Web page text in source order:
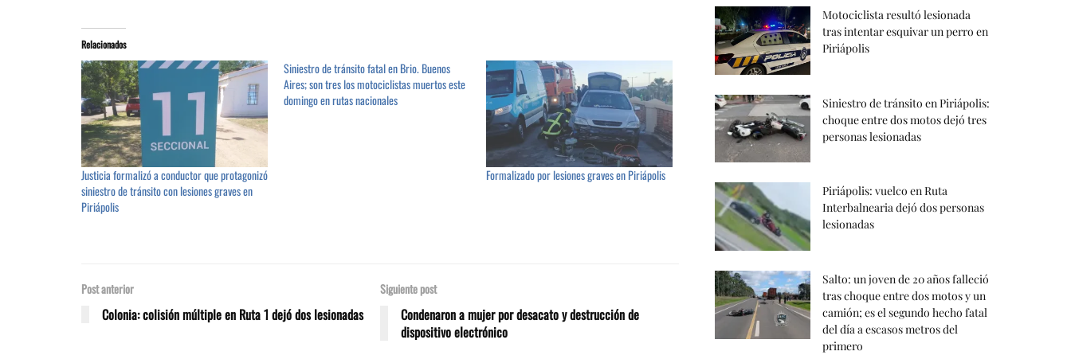
Relacionados
Justicia formalizó a conductor que protagonizó
siniestro de tránsito con lesiones graves en
Piriápolis
Siniestro de tránsito fatal en Brio. Buenos
Aires; son tres los motociclistas muertos este
domingo en rutas nacionales
Formalizado por lesiones graves en Piriápolis
Post anterior
Colonia: colisión múltiple en Ruta 1 dejó dos lesionadas
Siguiente post
Condenaron a mujer por desacato y destrucción de
dispositivo electrónico
Motociclista resultó lesionada
tras intentar esquivar un perro en
Piriápolis
Siniestro de tránsito en Piriápolis:
choque entre dos motos dejó tres
personas lesionadas
Piriápolis: vuelco en Ruta
Interbalnearia dejó dos personas
lesionadas
Salto: un joven de 20 años falleció
tras choque entre dos motos y un
camión; es el segundo hecho fatal
del día a escasos metros del
primero